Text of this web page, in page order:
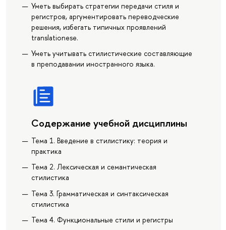
Уметь выбирать стратегии передачи стиля и
регистров, аргументировать переводческие
решения, избегать типичных проявлений
translationese.
Уметь учитывать стилистические составляющие
в преподавании иностранного языка.
Содержание учебной дисциплины
Тема 1. Введение в стилистику: теория и
практика
Тема 2. Лексическая и семантическая
стилистика
Тема 3. Грамматическая и синтаксическая
стилистика
Тема 4. Функциональные стили и регистры